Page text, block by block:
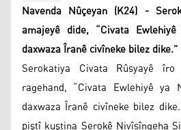
Navenda Nûçeyan (K24) -
amajeyê dide, “Civata
daxwaza Îranê civîneke bilez dike.”
Serokatiya Civata Rûsyayê îro
ragehand, “Civata Ewlehiyê
daxwaza Îranê civîneke bilez